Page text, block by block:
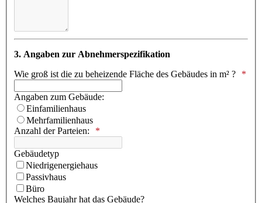
3. Angaben zur Abnehmerspezifikation
Wie groß ist die zu beheizende Fläche des Gebäudes in m² ?
Angaben zum Gebäude:
Einfamilienhaus
Mehrfamilienhaus
Anzahl der Parteien:
Gebäudetyp
Niedrigenergiehaus
Passivhaus
Büro
Welches Baujahr hat das Gebäude?